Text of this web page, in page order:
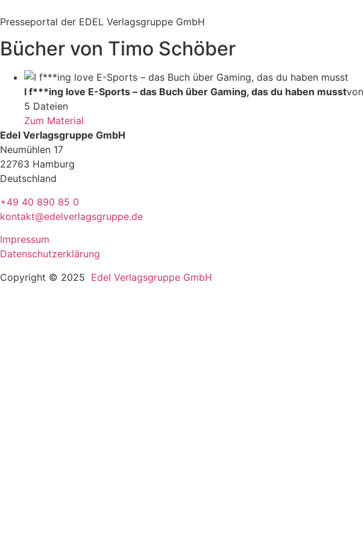
Inhalt
Presseportal der EDEL Verlagsgruppe GmbH
Bücher von Timo Schöber
I f***ing love E-Sports – das Buch über Gaming, das du haben musstvon
5 Dateien
Zum Material
Edel Verlagsgruppe GmbH
Neumühlen 17
22763 Hamburg
Deutschland
+49 40 890 85 0
kontakt@edelverlagsgruppe.de
Impressum
Datenschutzerklärung
Copyright © 2025 Edel Verlagsgruppe GmbH